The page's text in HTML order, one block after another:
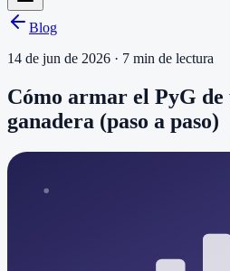
Blog
14 de jun de 2026 · 7 min de lectura
Cómo armar el PyG de
ganadera (paso a paso)